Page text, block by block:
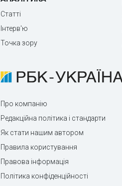
Статті
Інтерв'ю
Точка зору
Про компанію
Редакційна політика і стандарти
Як стати нашим автором
Правила користування
Правова інформація
Політика конфіденційності